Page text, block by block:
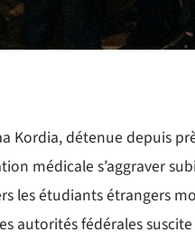
Kordia, détenue depuis
médicale s’aggraver
les étudiants étrangers
autorités fédérales